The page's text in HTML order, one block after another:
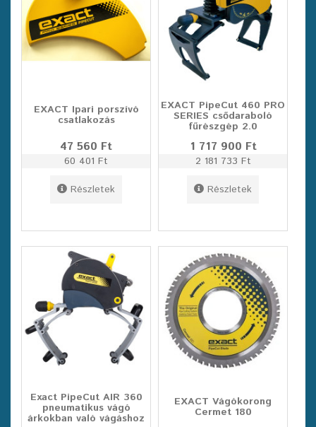
EXACT Ipari porszívó
csatlakozás
47 560 Ft
60 401 Ft
Részletek
EXACT PipeCut 460 PRO
SERIES csődaraboló
fűrészgép 2.0
1 717 900 Ft
2 181 733 Ft
Részletek
Exact PipeCut AIR 360
pneumatikus vágó
árkokban való vágáshoz
EXACT Vágókorong
Cermet 180